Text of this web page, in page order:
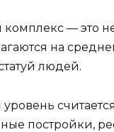
комплекс — это
на
людей.
уровень
постройки,